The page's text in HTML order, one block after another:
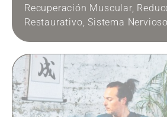
Recuperación Muscular,
Restaurativo ,Sistema Nervioso